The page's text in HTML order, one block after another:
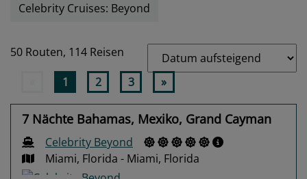
Celebrity Cruises: Beyond
50 Routen, 114 Reisen
1 2 3 »
7 Nächte Bahamas, Mexiko, Grand Cayman
Celebrity Beyond
Miami, Florida - Miami, Florida